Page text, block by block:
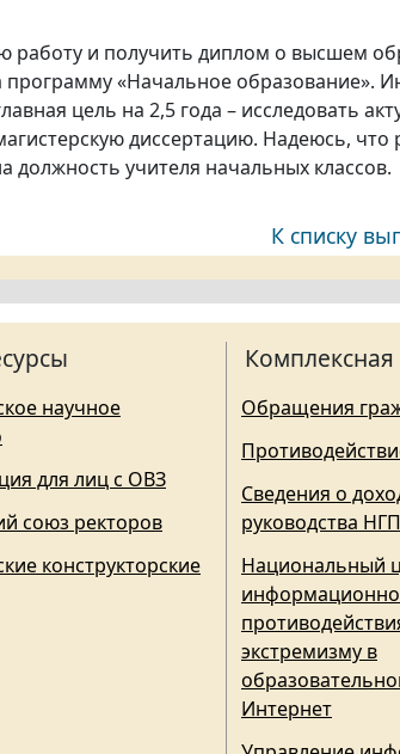
и получить диплом о высшем
«Начальное образование».
цель на 2,5 года – исследовать
диссертацию. Надеюсь, что
учителя начальных классов.
К списку
научное
для лиц с ОВЗ
союз ректоров
конструкторские
Комплексная
Обращения
Сведения о
руководства
Национальный
экстремизму в
Интернет